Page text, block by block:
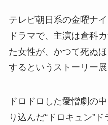
テレビ朝日系の金曜ナ
ドラマで、主演は倉科
た女性が、かつて死ぬ
するというストーリー展
ドロドロした愛憎劇の
り込んだ“ドロキュン”